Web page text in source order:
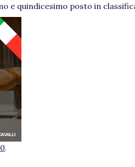
e quindicesimo posto in
.